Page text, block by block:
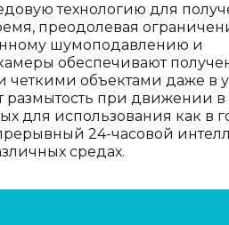
технологию для
преодолевая
шумоподавлению и
обеспечивают
объектами даже в
размытость при движении
для использования как в
24-часовой
средах.